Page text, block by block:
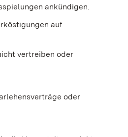
ankündigen.
auf
vertreiben oder
oder